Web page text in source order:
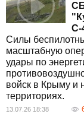
С-
Силы
масштабную
удары по
войск в Крыму и
территориях.
13.07.26 18:38